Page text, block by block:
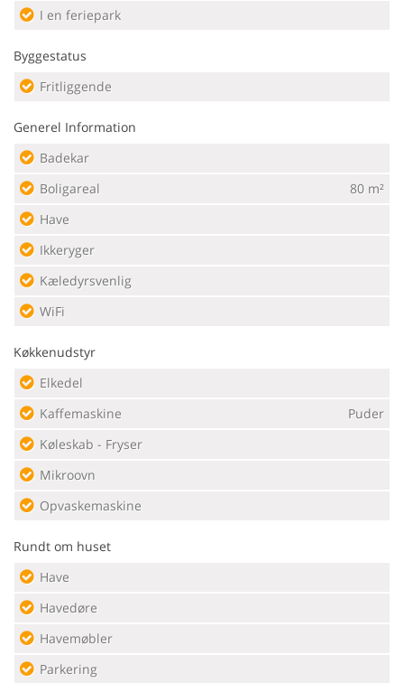
I en feriepark
Byggestatus
Fritliggende
Generel Information
Badekar
Boligareal
80 m²
Have
Ikkeryger
Kæledyrsvenlig
WiFi
Køkkenudstyr
Elkedel
Kaffemaskine
Puder
Køleskab - Fryser
Mikroovn
Opvaskemaskine
Rundt om huset
Have
Havedøre
Havemøbler
Parkering